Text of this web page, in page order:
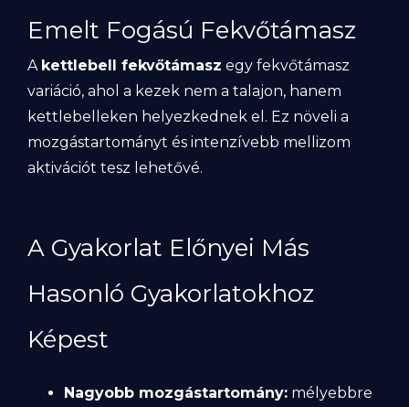
Emelt Fogású Fekvőtámasz
A kettlebell fekvőtámasz egy fekvőtámasz
variáció, ahol a kezek nem a talajon, hanem
kettlebelleken helyezkednek el. Ez növeli a
mozgástartományt és intenzívebb mellizom
aktivációt tesz lehetővé.
A Gyakorlat Előnyei Más
Hasonló Gyakorlatokhoz
Képest
Nagyobb mozgástartomány: mélyebbre